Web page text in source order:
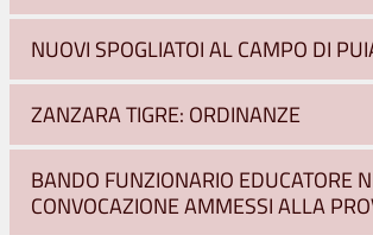
NUOVI SPOGLIATOI AL CAMPO DI
ZANZARA TIGRE: ORDINANZE
BANDO FUNZIONARIO EDUCATORE
CONVOCAZIONE AMMESSI ALLA